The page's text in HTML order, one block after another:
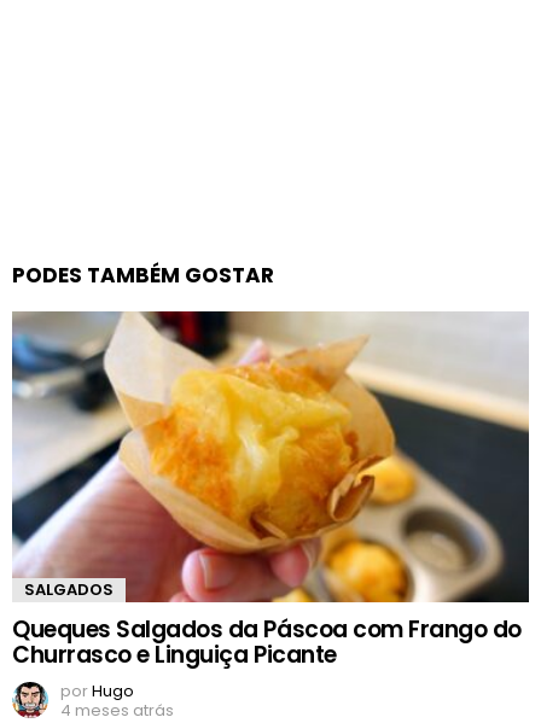
PODES TAMBÉM GOSTAR
SALGADOS
Queques Salgados da Páscoa com Frango do
Churrasco e Linguiça Picante
porHugo
4 meses atrás